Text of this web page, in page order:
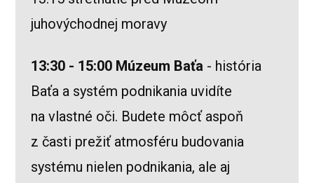
juhovýchodnej moravy
13:30 - 15:00 Múzeum Baťa - história
Baťa a systém podnikania uvidíte
na vlastné oči. Budete môcť aspoň
z časti prežiť atmosféru budovania
systému nielen podnikania, ale aj